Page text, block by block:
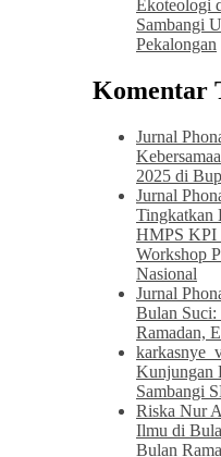
Ekoteologi
Sambangi
Pekalongan
Komentar
Jurnal
2025 di
Jurnal
Tingkatkan
HMPS KPI
Workshop
Nasional
Jurnal
Bulan
Ramadan,
Kunjungan
Sambangi
Riska Nur
Ilmu di
Bulan